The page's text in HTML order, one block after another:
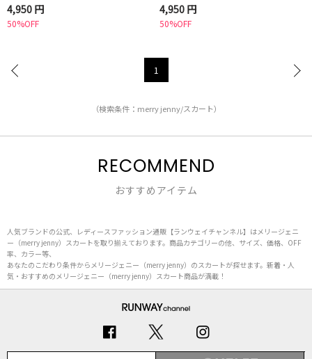
4,950 円
50%OFF
4,950 円
50%OFF
1
（検索条件：merry jenny/スカート）
RECOMMEND
おすすめアイテム
人気ブランドの公式、レディースファッション通販【ランウェイチャンネル】はメリージェニ
ー（merry jenny）スカートを取り揃えております。商品カテゴリーの他、サイズ、価格、OFF
率、カラー等、
あなたのこだわり条件からメリージェニー（merry jenny）のスカートが探せます。新着・人
気・おすすめのメリージェニー（merry jenny）スカート商品が満載！